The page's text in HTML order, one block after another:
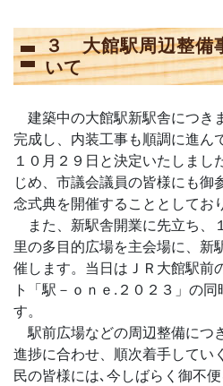
３ 大館駅周辺整備
いて
建築中の大館駅新駅舎につき
完成し、内装工事も順調に進ん
１０月２９日と決定いたしまし
じめ、市議会議員の皆様にも御
念式典を開催することとしてお
また、新駅舎開業に先立ち、
里の多目的広場を主会場に、新
催します。当日はＪＲ大館駅前
ト「駅－ｏｎｅ.２０２３」の
す。
駅前広場などの周辺整備につ
進捗に合わせ、順次着手してい
民の皆様には､今しばらく御不